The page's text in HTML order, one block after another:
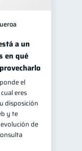
a un
en qué
el
eres
disposición
y te
de